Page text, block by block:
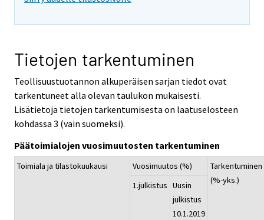
Tietojen tarkentuminen
Teollisuustuotannon alkuperäisen sarjan tiedot ovat
tarkentuneet alla olevan taulukon mukaisesti.
Lisätietoja tietojen tarkentumisesta on laatuselosteen
kohdassa 3 (vain suomeksi).
Päätoimialojen vuosimuutosten tarkentuminen
Toimiala ja tilastokuukausi Vuosimuutos (%)
Tarkentuminen
(%-yks.)
1.julkistus Uusin
julkistus
10.1.2019